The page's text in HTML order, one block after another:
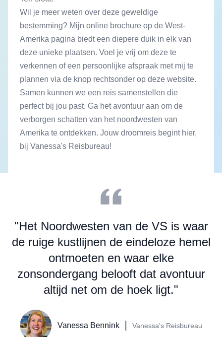
Wil je meer weten over deze geweldige
bestemming? Mijn online brochure op de West-
Amerika pagina biedt een diepere duik in elk van
deze unieke plaatsen. Voel je vrij om deze te
verkennen of een persoonlijke afspraak met mij te
plannen via de knop rechtsonder op deze website.
Samen kunnen we een reis samenstellen die
perfect bij jou past. Ga het avontuur aan om de
verborgen schatten van het noordwesten van
Amerika te ontdekken. Jouw droomreis begint hier,
bij Vanessa's Reisbureau!
"Het Noordwesten van de VS is waar
de ruige kustlijnen de eindeloze hemel
ontmoeten en waar elke
zonsondergang belooft dat avontuur
altijd net om de hoek ligt."
Vanessa Bennink Vanessa's Reisbureau